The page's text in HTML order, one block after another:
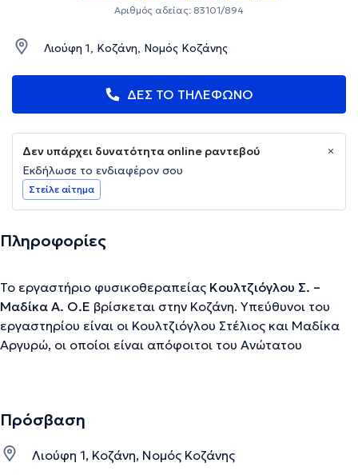
Αριθμός αδείας: 83101/894
Λιούφη 1, Κοζάνη, Νομός Κοζάνης
ΔΕΣ ΤΟ ΤΗΛΕΦΩΝΟ
Δεν υπάρχει δυνατότητα online ραντεβού
Εκδήλωσε το ενδιαφέρον σου
Στείλε αίτημα
Πληροφορίες
Το εργαστήριο φυσικοθεραπείας Κουλτζιόγλου Σ. –
Μαδίκα Α. Ο.Ε βρίσκεται στην Κοζάνη. Υπεύθυνοι του
εργαστηρίου είναι οι Κουλτζιόγλου Στέλιος και Μαδίκα
Αργυρώ, οι οποίοι είναι απόφοιτοι του Ανώτατου
πρόγραμμα αποκατάστασης περιλαμβάνει
κινητοποίησης, θεραπευτική μάλαξη, τη μέθοδο
Πρόσβαση
Λιούφη 1, Κοζάνη, Νομός Κοζάνης